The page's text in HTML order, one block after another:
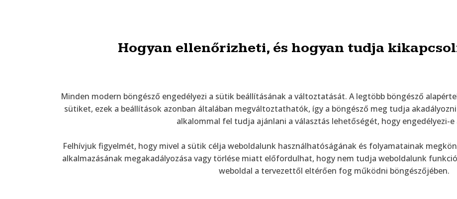
Hogyan ellenőrizheti, és hogyan tudja
Minden modern böngésző engedélyezi a sütik beállításának a változtatását. A legtöbb böngésző
sütiket, ezek a beállítások azonban általában megváltoztathatók, így a böngésző meg tudja
alkalommal fel tudja ajánlani a választás lehetőségét, hogy engedélyezi-
Felhívjuk figyelmét, hogy mivel a sütik célja weboldalunk használhatóságának és folyamatainak
alkalmazásának megakadályozása vagy törlése miatt előfordulhat, hogy nem tudja weboldalunk
weboldal a tervezettől eltérően fog működni böngészőjében.